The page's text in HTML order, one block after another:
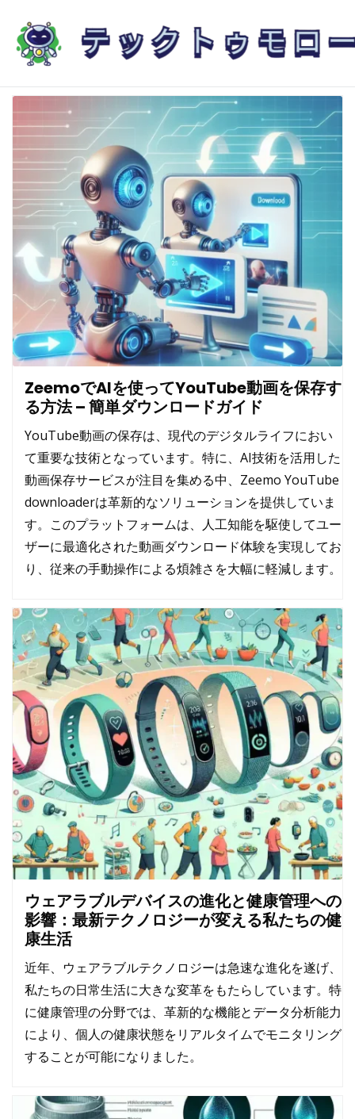
ZeemoでAIを使ってYouTube動画を保存す
る方法 – 簡単ダウンロードガイド
YouTube動画の保存は、現代のデジタルライフにおい
て重要な技術となっています。特に、AI技術を活用した
動画保存サービスが注目を集める中、 Zeemo YouTube
downloaderは革新的なソリューションを提供していま
す。このプラットフォームは、人工知能を駆使してユー
ザーに最適化された動画ダウンロード体験を実現してお
り、従来の手動操作による煩雑さを大幅に軽減します。
ウェアラブルデバイスの進化と健康管理への
影響：最新テクノロジーが変える私たちの健
康生活
近年、ウェアラブルテクノロジーは急速な進化を遂げ、
私たちの日常生活に大きな変革をもたらしています。特
に健康管理の分野では、革新的な機能とデータ分析能力
により、個人の健康状態をリアルタイムでモニタリング
することが可能になりました。